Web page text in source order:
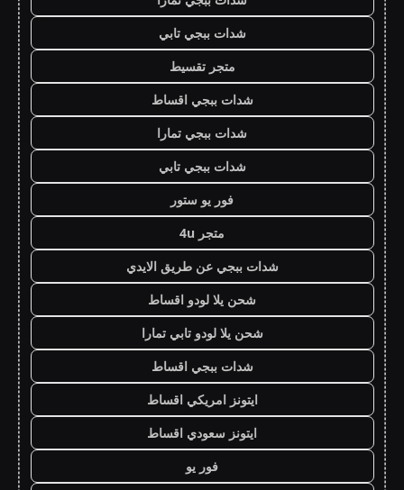
شدات ببجي تابي
متجر تقسيط
شدات ببجي اقساط
شدات ببجي تمارا
شدات ببجي تابي
فور يو ستور
متجر 4u
شدات ببجي عن طريق الايدي
شحن يلا لودو اقساط
شحن يلا لودو تابي تمارا
شدات ببجي اقساط
ايتونز امريكي اقساط
ايتونز سعودي اقساط
فور يو